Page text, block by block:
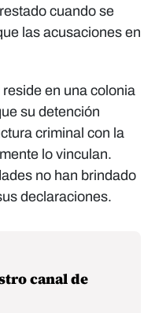
cuando se
las acusaciones en
en una colonia
su detención
criminal con la
lo vinculan.
no han brindado
declaraciones.
canal de